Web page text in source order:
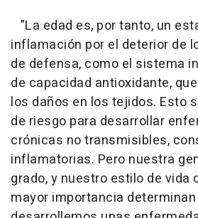
"La edad es, por tanto, un
inflamación por el deterior de
de defensa, como el sistema
de capacidad antioxidante,
los daños en los tejidos. Esto
de riesgo para desarrollar
crónicas no transmisibles,
inflamatorias. Pero nuestra
grado, y nuestro estilo de vida
mayor importancia